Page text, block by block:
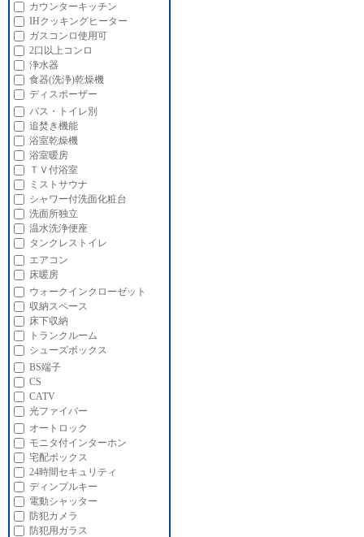
カウンターキッチン
IHクッキングヒーター
ガスコンロ使用可
2口以上コンロ
浄水器
食器(洗浄)乾燥機
ディスポーザー
バス・トイレ別
追焚き機能
浴室乾燥機
浴室暖房
ＴＶ付浴室
ミストサウナ
シャワー付洗面化粧台
洗面所独立
温水洗浄便座
タンクレストイレ
エアコン
床暖房
ウォークインクローゼット
収納スペース
床下収納
トランクルーム
シューズボックス
BS端子
CS
CATV
光ファイバー
オートロック
モニタ付インターホン
宅配ボックス
24時間セキュリティ
ディンプルキー
電動シャッター
防犯カメラ
防犯用ガラス